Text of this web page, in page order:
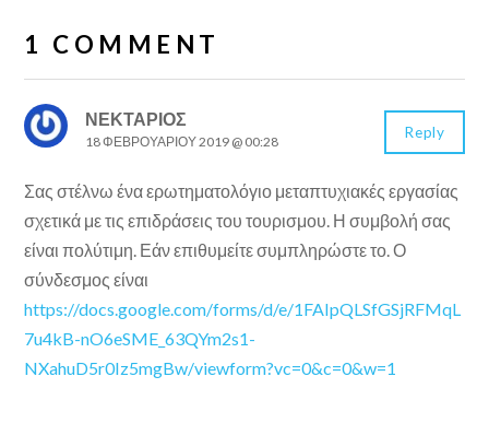
1 COMMENT
ΝΕΚΤΆΡΙΟΣ
18 ΦΕΒΡΟΥΑΡΊΟΥ 2019 @ 00:28
Σας στέλνω ένα ερωτηματολόγιο μεταπτυχιακές εργασίας
σχετικά με τις επιδράσεις του τουρισμου. Η συμβολή σας
είναι πολύτιμη. Εάν επιθυμείτε συμπληρώστε το. Ο
σύνδεσμος είναι
https://docs.google.com/forms/d/e/1FAIpQLSfGSjRFMqL
7u4kB-nO6eSME_63QYm2s1-
NXahuD5r0Iz5mgBw/viewform?vc=0&c=0&w=1
Reply